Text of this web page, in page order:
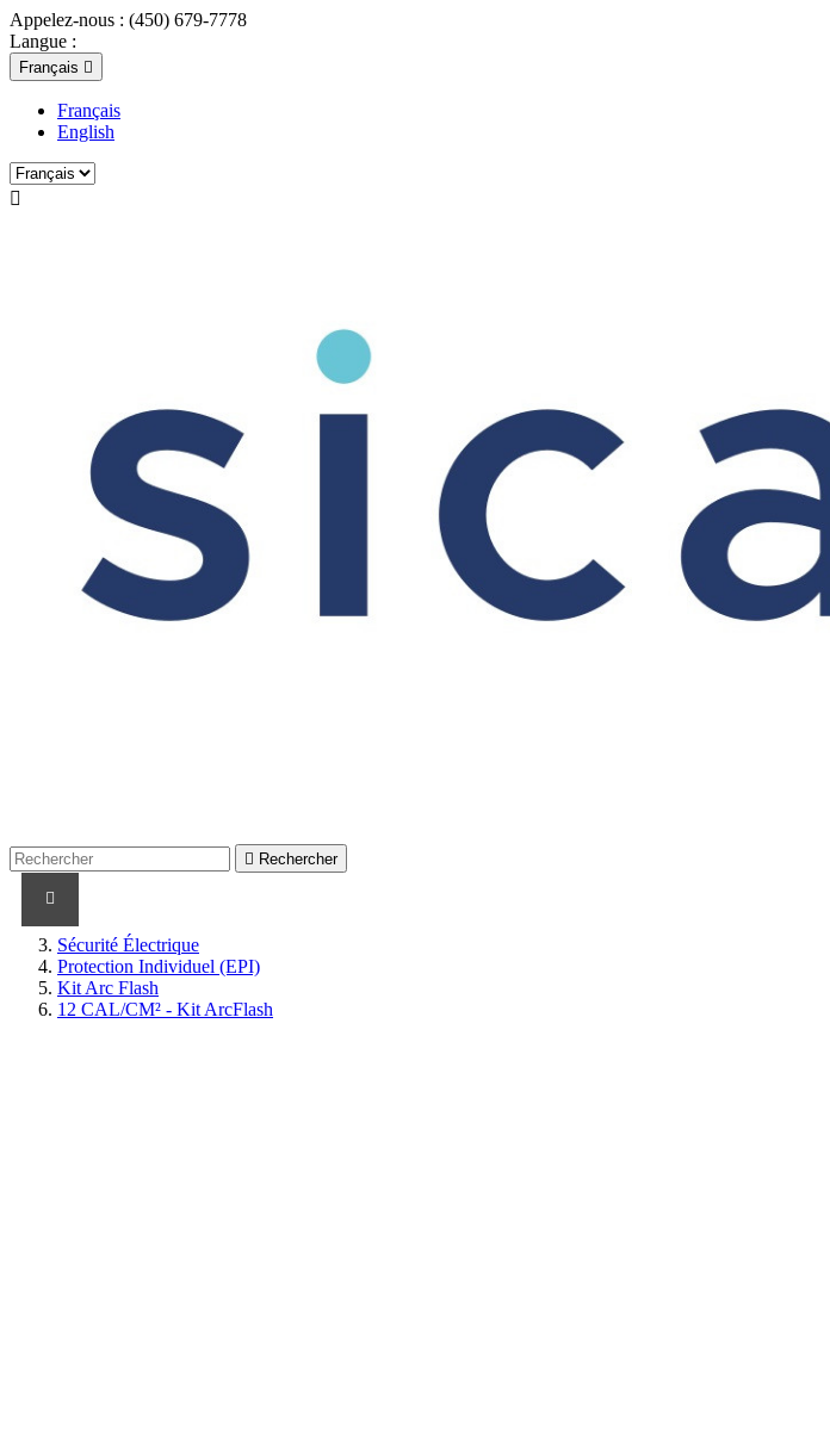
Appelez-nous : (450) 679-7778
Langue :
Français 
Français
English

 Rechercher
Sécurité Électrique
Protection Individuel (EPI)
Kit Arc Flash
12 CAL/CM² - Kit ArcFlash